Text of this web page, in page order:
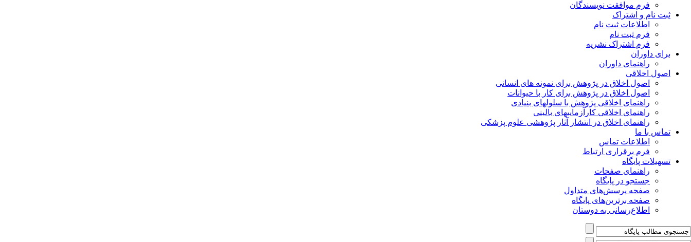
فرم موافقت نویسندگان
ثبت نام و اشتراک
اطلاعات ثبت نام
فرم ثبت نام
فرم اشتراک نشریه
برای داوران
راهنمای داوران
اصول اخلاقی
اصول اخلاق در پژوهش برای نمونه های انسانی
اصول اخلاق در پژوهش برای کار با حیوانات
راهنمای اخلاقی پژوهش با سلولهای بنیادی
راهنمای اخلاقی کارآزماییهای بالینی
راهنمای اخلاق در انتشار آثار پژوهشی علوم پزشکی
تماس با ما
اطلاعات تماس
فرم برقراری ارتباط
تسهیلات پایگاه
راهنمای صفحات
جستجو در پایگاه
صفحه پرسش‌های متداول
صفحه برترین‌های پایگاه
اطلاع‌رسانی به دوستان